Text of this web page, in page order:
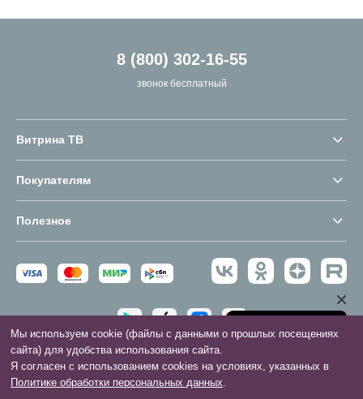
8 (800) 302-16-55
звонок бесплатный
Витрина ТВ
Покупателям
Полезное
2016 - 2026 © Витрина ТВ. Все права защищены.
Мы используем cookie (файлы с данными о прошлых посещениях
сайта) для удобства использования сайта.
Я согласен с использованием cookies на условиях, указанных в
Политике обработки персональных данных.